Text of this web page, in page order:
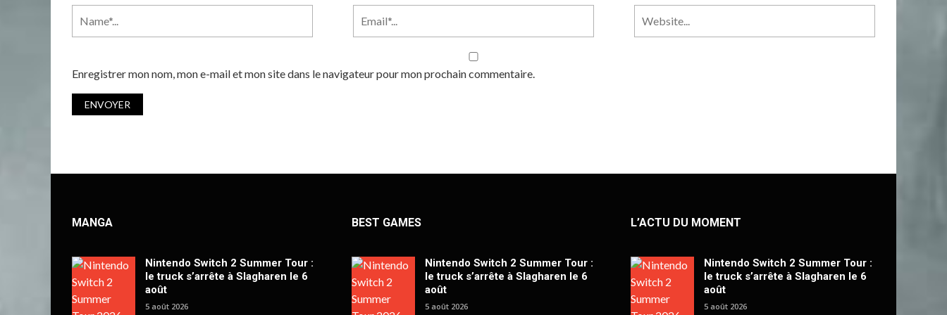
Enregistrer mon nom, mon e-mail et mon site dans le navigateur pour mon prochain commentaire.
MANGA
Nintendo Switch 2 Summer Tour :
le truck s’arrête à Slagharen le 6
août
5 août 2026
BEST GAMES
Nintendo Switch 2 Summer Tour :
le truck s’arrête à Slagharen le 6
août
5 août 2026
L’ACTU DU MOMENT
Nintendo Switch 2 Summer Tour :
le truck s’arrête à Slagharen le 6
août
5 août 2026